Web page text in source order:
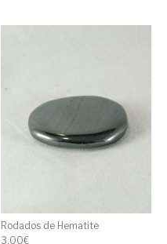
Rodados de Hematite
3,00€